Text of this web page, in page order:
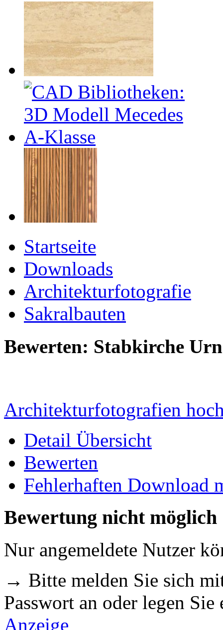
Startseite
Downloads
Architekturfotografie
Sakralbauten
Bewerten: Stabkirche
Architekturfotografien
Detail Übersicht
Bewerten
Fehlerhaften Download
Bewertung nicht möglich
Nur angemeldete Nutzer
→ Bitte melden Sie sich
Passwort an oder legen
Anzeige